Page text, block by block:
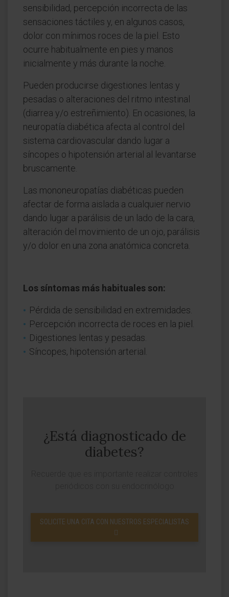
sensibilidad, percepción incorrecta de las
sensaciones táctiles y, en algunos casos,
dolor con mínimos roces de la piel. Esto
ocurre habitualmente en pies y manos
inicialmente y más durante la noche.
Pueden producirse digestiones lentas y
pesadas o alteraciones del ritmo intestinal
(diarrea y/o estreñimiento). En ocasiones, la
neuropatía diabética afecta al control del
sistema cardiovascular dando lugar a
síncopes o hipotensión arterial al levantarse
bruscamente.
Las mononeuropatías diabéticas pueden
afectar de forma aislada a cualquier nervio
dando lugar a parálisis de un lado de la cara,
alteración del movimiento de un ojo, parálisis
y/o dolor en una zona anatómica concreta.
Los síntomas más habituales son:
Pérdida de sensibilidad en extremidades.
Percepción incorrecta de roces en la piel.
Digestiones lentas y pesadas.
Síncopes, hipotensión arterial.
¿Está diagnosticado de
diabetes?
SOLICITE UNA CITA CON NUESTROS ESPECIALISTAS